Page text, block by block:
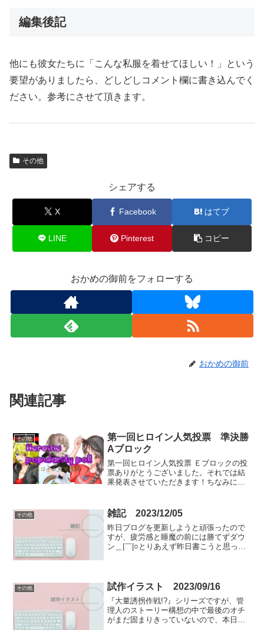
編集後記
他にも彼女たちに「こんな私服を着せてほしい！」という
要望がありましたら、どしどしコメント欄に書き込んでく
ださい。参考にさせて頂きます。
その他
シェアする
X Facebook はてブ
LINE Pinterest コピー
おかめの御前をフォローする
おかめの御前
関連記事
その他
第一回ヒロイン人気投票 準決勝
Aブロック
第一回ヒロイン人気投票 Ｅブロックの投
票ありがとうございました。それでは結
果発表させていただきます！ちなみに今
位：天岸アンジェリカ愛優美、瀬尾梨
帆 それぞれ1票ずつ結...
その他 雑記 2023/12/05
昨日ブログを更新しようと頑張ったので
すが、疲労感と睡魔の前には勝てずダウ
ン＿|￣|○とりあえず昨日書こうと思った
織おかめ党ですが、こ...
その他 試作イラスト 2023/09/16
『大量誘拐作戦!?』シリーズですが、管
理人のストーリー構想の中で最後のオチ
がまだ固まりきっていないので、本日も